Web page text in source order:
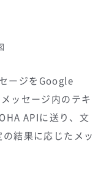
ージをGoogle
ッセージ内のテキ
APIに送り、文
結果に応じたメッ